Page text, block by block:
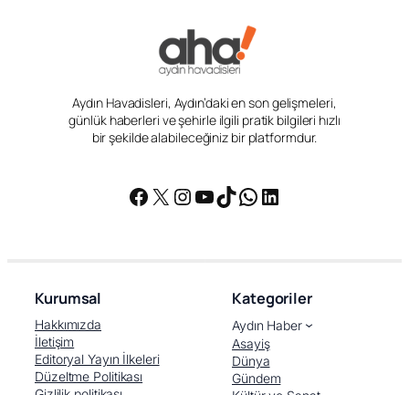
Aydın Havadisleri, Aydın’daki en son gelişmeleri,
günlük haberleri ve şehirle ilgili pratik bilgileri hızlı
bir şekilde alabileceğiniz bir platformdur.
Facebook
X Instagram
YouTube
TikTok
WhatsApp
LinkedIn
Kurumsal
Hakkımızda
İletişim
Editoryal Yayın İlkeleri
Düzeltme Politikası
Kategoriler
Aydın Haber
Asayiş
Dünya
Gündem